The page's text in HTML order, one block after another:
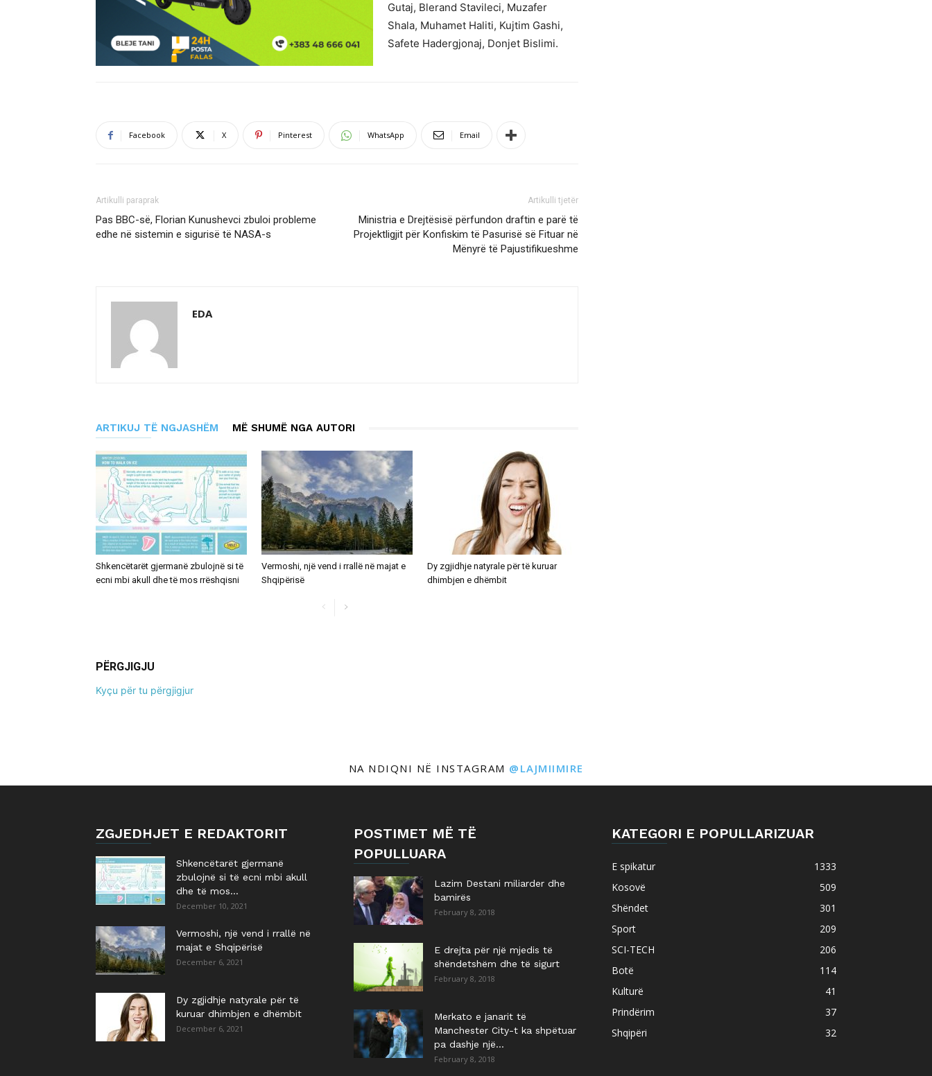
Gutaj, Blerand Stavileci, Muzafer
Shala, Muhamet Haliti, Kujtim Gashi,
Safete Hadergjonaj, Donjet Bislimi.
Facebook X Pinterest WhatsApp Email
Artikulli paraprak
Pas BBC-së, Florian Kunushevci zbuloi probleme
edhe në sistemin e sigurisë të NASA-s
Artikulli tjetër
Ministria e Drejtësisë përfundon draftin e parë të
Projektligjit për Konfiskim të Pasurisë së Fituar në
Mënyrë të Pajustifikueshme
EDA
ARTIKUJ TË NGJASHËM MË SHUMË NGA AUTORI
Shkencëtarët gjermanë zbulojnë si të
ecni mbi akull dhe të mos rrëshqisni
Vermoshi, një vend i rrallë në majat e
Shqipërisë
Dy zgjidhje natyrale për të kuruar
dhimbjen e dhëmbit
PËRGJIGJU
Kyçu për tu përgjigjur
NA NDIQNI NË INSTAGRAM @LAJMIIMIRE
ZGJEDHJET E REDAKTORIT
Shkencëtarët gjermanë
zbulojnë si të ecni mbi akull
dhe të mos...
December 10, 2021
Vermoshi, një vend i rrallë në
majat e Shqipërisë
December 6, 2021
Dy zgjidhje natyrale për të
kuruar dhimbjen e dhëmbit
December 6, 2021
POSTIMET MË TË
POPULLUARA
Lazim Destani miliarder dhe
bamirës
February 8, 2018
E drejta për një mjedis të
shëndetshëm dhe të sigurt
February 8, 2018
Merkato e janarit të
Manchester City-t ka shpëtuar
pa dashje një...
February 8, 2018
KATEGORI E POPULLARIZUAR
E spikatur
1333
Kosovë
509
Shëndet
301
Sport
209
SCI-TECH
206
Botë
114
Kulturë
41
Prindërim
37
Shqipëri
32